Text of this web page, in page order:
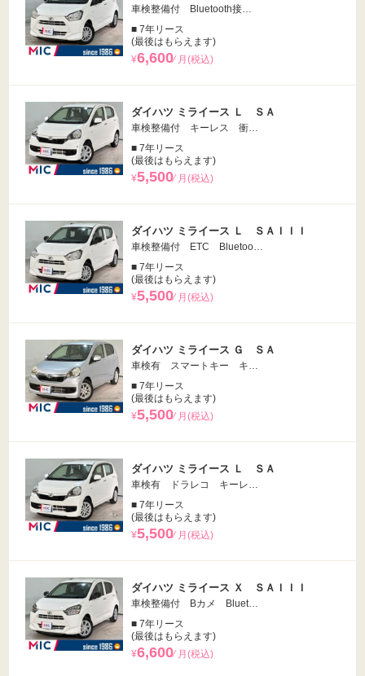
車検整備付 Bluetooth接…
■ 7年リース
(最後はもらえます)
¥6,600⁄ 月(税込)
ダイハツ ミライース Ｌ ＳＡ
車検整備付 キーレス 衝…
■ 7年リース
(最後はもらえます)
¥5,500⁄ 月(税込)
ダイハツ ミライース Ｌ ＳＡＩＩＩ
車検整備付 ETC Bluetoo…
■ 7年リース
(最後はもらえます)
¥5,500⁄ 月(税込)
ダイハツ ミライース Ｇ ＳＡ
車検有 スマートキー キ…
■ 7年リース
(最後はもらえます)
¥5,500⁄ 月(税込)
ダイハツ ミライース Ｌ ＳＡ
車検有 ドラレコ キーレ…
■ 7年リース
(最後はもらえます)
¥5,500⁄ 月(税込)
ダイハツ ミライース Ｘ ＳＡＩＩＩ
車検整備付 Bカメ Bluet…
■ 7年リース
(最後はもらえます)
¥6,600⁄ 月(税込)